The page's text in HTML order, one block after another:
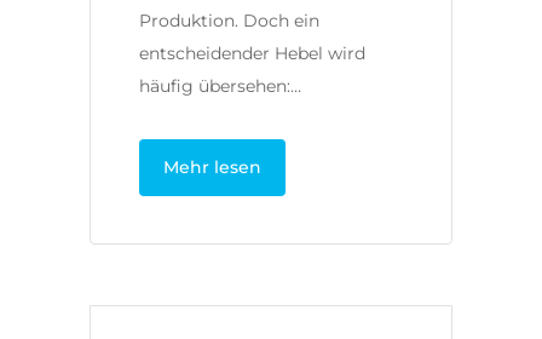
Produktion. Doch ein
entscheidender Hebel wird
häufig übersehen:…
Mehr lesen